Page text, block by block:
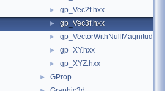
► gp_Vec2f.hxx
► gp_Vec3f.hxx
► gp_VectorWithNullMagnitude.hxx
► gp_XY.hxx
► gp_XYZ.hxx
► GProp